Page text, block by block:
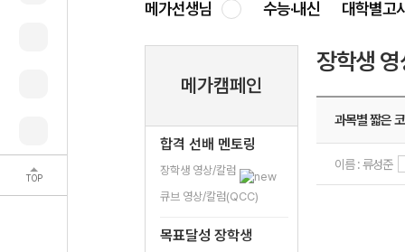
TOP
메가선생님 수능·내신 대학별고
메가캠페인
합격 선배 멘토링
장학생 영상/칼럼
큐브 영상/칼럼(QCC)
목표달성 장학생
장학생
과목별 짧은
이름 : 류성준